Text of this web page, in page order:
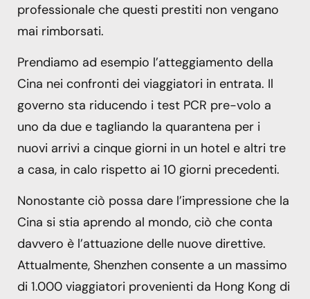
professionale che questi prestiti non vengano
mai rimborsati.
Prendiamo ad esempio l’atteggiamento della
Cina nei confronti dei viaggiatori in entrata. Il
governo sta riducendo i test PCR pre-volo a
uno da due e tagliando la quarantena per i
nuovi arrivi a cinque giorni in un hotel e altri tre
a casa, in calo rispetto ai 10 giorni precedenti.
Nonostante ciò possa dare l’impressione che la
Cina si stia aprendo al mondo, ciò che conta
davvero è l’attuazione delle nuove direttive.
Attualmente, Shenzhen consente a un massimo
di 1.000 viaggiatori provenienti da Hong Kong di